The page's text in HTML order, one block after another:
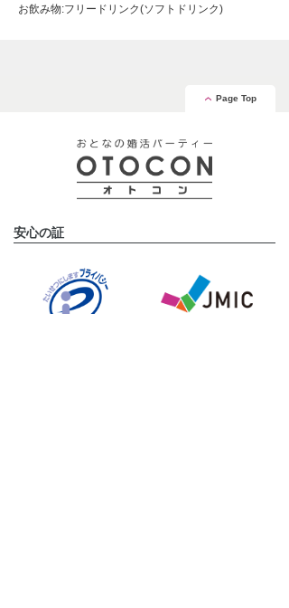
お飲み物:フリードリンク(ソフトドリンク)
Page Top
安心の証